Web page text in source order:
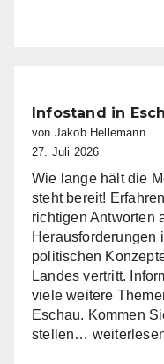
Infostand in
von Jakob Hellemann
27. Juli 2026
Wie lange hält die
steht bereit!
richtigen Antworten
Herausforderungen
politischen
Landes vertritt.
viele weitere
Eschau. Kommen
stellen… Infostand